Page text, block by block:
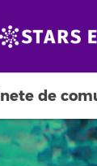
de